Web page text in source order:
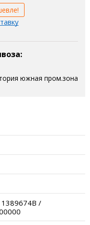
южная пром.зона
/